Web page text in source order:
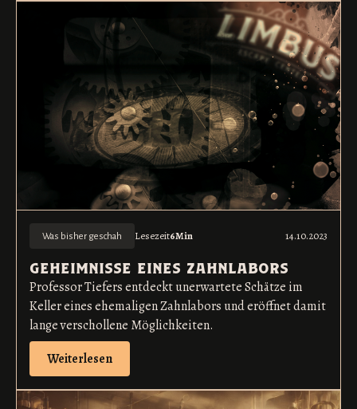
Was bisher geschah Lesezeit6Min 14.10.2023
geheimnisse eines zahnlabors
Professor Tiefers entdeckt unerwartete Schätze im
Keller eines ehemaligen Zahnlabors und eröffnet damit
lange verschollene Möglichkeiten.
Weiterlesen